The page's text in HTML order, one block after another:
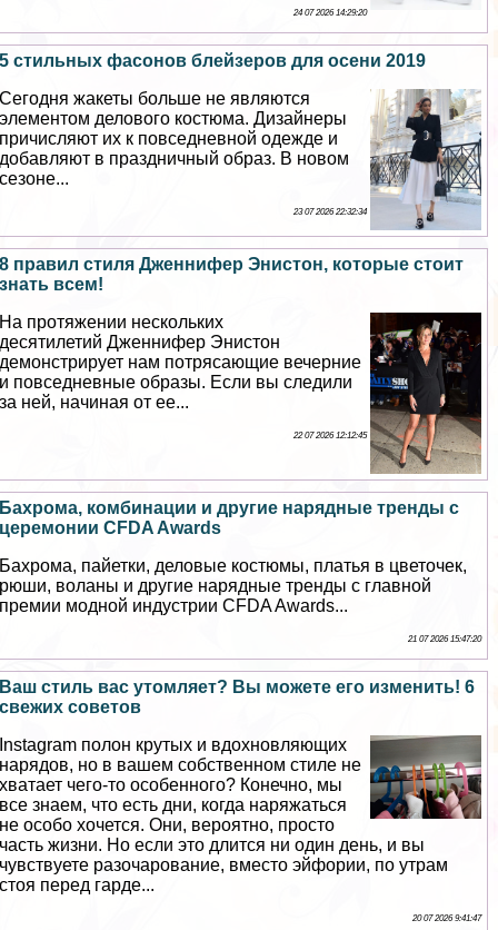
24 07 2026 14:29:20
5 стильных фасонов блейзеров для осени 2019
Сегодня жакеты больше не являются
элементом делового костюма. Дизайнеры
причисляют их к повседневной одежде и
добавляют в праздничный образ. В новом
сезоне...
23 07 2026 22:32:34
8 правил стиля Дженнифер Энистон, которые стоит
знать всем!
На протяжении нескольких
десятилетий Дженнифер Энистон
демонстрирует нам потрясающие вечерние
и повседневные образы. Если вы следили
за ней, начиная от ее...
22 07 2026 12:12:45
Бахрома, комбинации и другие нарядные тренды с
церемонии CFDA Awards
Бахрома, пайетки, деловые костюмы, платья в цветочек,
рюши, воланы и другие нарядные тренды с главной
премии модной индустрии CFDA Awards...
21 07 2026 15:47:20
Ваш стиль вас утомляет? Вы можете его изменить! 6
свежих советов
Instagram полон крутых и вдохновляющих
нарядов, но в вашем собственном стиле не
хватает чего-то особенного? Конечно, мы
все знаем, что есть дни, когда наряжаться
не особо хочется. Они, вероятно, просто
часть жизни. Но если это длится ни один день, и вы
чувствуете разочарование, вместо эйфории, по утрам
стоя перед гарде...
20 07 2026 9:41:47